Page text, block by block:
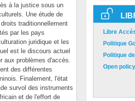
à la justice sous un
Une étude de
traditionnellement
par les pays
juridique et les
est le discours actuel
aux problèmes d'accès.
des différentes
Finalement, l'état
survol des instruments
et de l'effort de
Libre
Politique
Politique
Open